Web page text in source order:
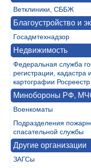
Ветклиники, СББЖ
Благоустройство и
Госадмтехнадзор
Недвижимость
Федеральная служба
регистрации, кадастра и
картографии Росреестр
Минобороны РФ,
Военкоматы
Подразделения
спасательной службы
Другие организации
ЗАГСы